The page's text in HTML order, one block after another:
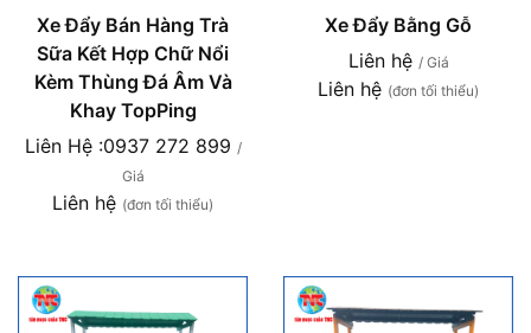
Xe Đẩy Bán Hàng Trà
Sữa Kết Hợp Chữ Nổi
Kèm Thùng Đá Âm Và
Khay TopPing
Liên Hệ :0937 272 899 /
Giá
Liên hệ (đơn tối thiểu)
Xe Đẩy Bằng Gỗ
Liên hệ / Giá
Liên hệ (đơn tối thiểu)